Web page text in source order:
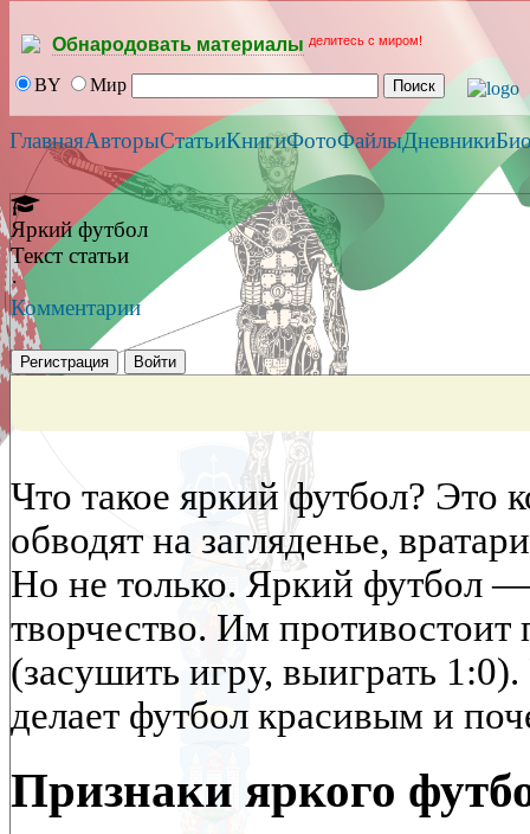
Обнародовать материалы делитесь с миром!
BY Мир
ГлавнаяАвторыСтатьиКнигиФотоФайлыДневники
Яркий футбол
Текст статьи
·
Комментарии
Регистрация Войти
Что такое яркий футбол? Это
обводят на загляденье,
Но не только. Яркий футбол
творчество. Им
(засушить игру, выиграть
делает футбол красивым и
Признаки яркого